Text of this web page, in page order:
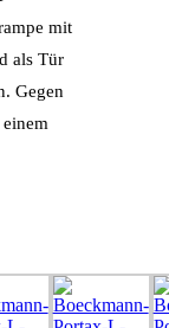
mit
als Tür
Gegen